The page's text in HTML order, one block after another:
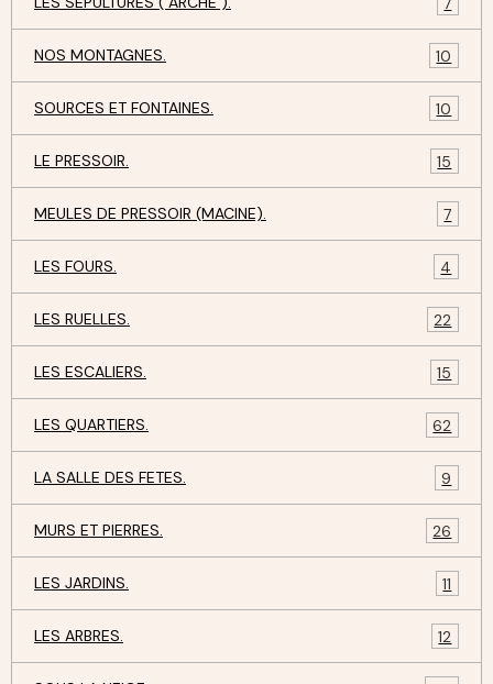
NOS MONTAGNES. 10
SOURCES ET FONTAINES. 10
LE PRESSOIR. 15
MEULES DE PRESSOIR (MACINE). 7
LES FOURS. 4
LES RUELLES. 22
LES ESCALIERS. 15
LES QUARTIERS. 62
LA SALLE DES FETES. 9
MURS ET PIERRES. 26
LES JARDINS. 11
LES ARBRES. 12